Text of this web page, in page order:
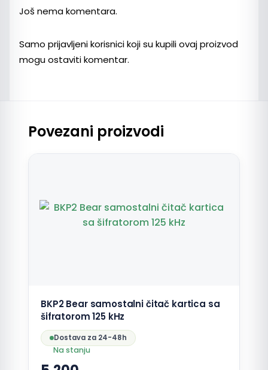
Još nema komentara.
Samo prijavljeni korisnici koji su kupili ovaj proizvod
mogu ostaviti komentar.
Povezani proizvodi
BKP2 Bear samostalni čitač kartica sa
šifratorom 125 kHz
Dostava za 24-48h
Na stanju